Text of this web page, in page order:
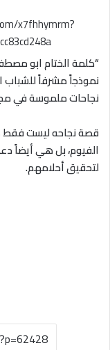
x7fhhymrm?
“كلمة الختام ابو
نموذجاً مشرفاً
نجاحات ملموسة في
قصة نجاحه ليست فقط
الفيوم، بل هي أيضاً
لتحقيق أحلامهم.